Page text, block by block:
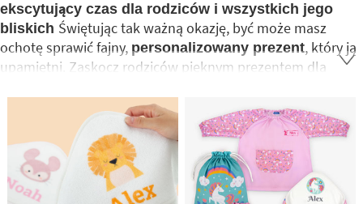
ekscytujący czas dla rodziców i wszystkich jego
bliskich Świętując tak ważną okazję, być może masz
ochotę sprawić fajny, personalizowany prezent, który ją
upamiętni. Zaskocz rodziców pięknym prezentem dla
stworzyć personalizowany prezent z imieniem
dziecka i dowolnym tekstem.Podaruj maluchowi coś
nowego, coś od serca:
oryginalny, osobisty prezent.
Taki podarunek na pewno ucieszy!